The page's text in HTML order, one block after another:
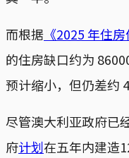
而根据 《2025 年住
的住房缺口约为
预计缩小，但仍差约
尽管澳大利亚政府已
府计划在五年内建造